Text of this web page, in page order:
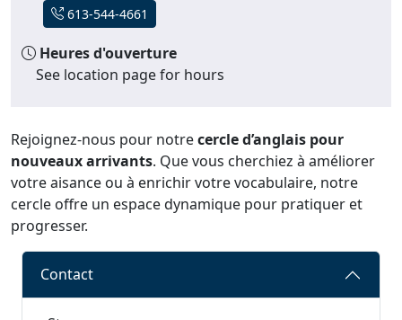
613-544-4661
Heures d'ouverture
See location page for hours
Rejoignez-nous pour notrecercle d’anglais pour
nouveaux arrivants. Que vous cherchiez à améliorer
votre aisance ou à enrichir votre vocabulaire, notre
cercle offre un espace dynamique pour pratiquer et
progresser.
Contact